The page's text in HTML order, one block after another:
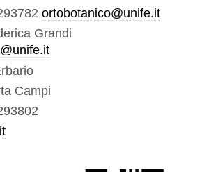
ortobotanico@unife.it
Grandi
Campi